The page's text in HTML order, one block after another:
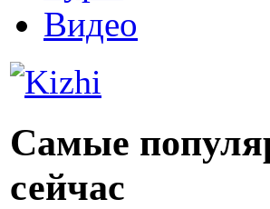
Видео
Самые
сейчас